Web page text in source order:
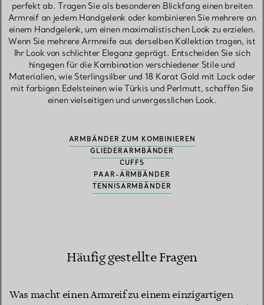
perfekt ab. Tragen Sie als besonderen Blickfang einen breiten
Armreif an jedem Handgelenk oder kombinieren Sie mehrere an
einem Handgelenk, um einen maximalistischen Look zu erzielen.
Wenn Sie mehrere Armreife aus derselben Kollektion tragen, ist
Ihr Look von schlichter Eleganz geprägt. Entscheiden Sie sich
hingegen für die Kombination verschiedener Stile und
Materialien, wie Sterlingsilber und 18 Karat Gold mit Lack oder
mit farbigen Edelsteinen wie Türkis und Perlmutt, schaffen Sie
einen vielseitigen und unvergesslichen Look.
ARMBÄNDER ZUM KOMBINIEREN
GLIEDERARMBÄNDER
CUFFS
PAAR-ARMBÄNDER
TENNISARMBÄNDER
Häufig gestellte Fragen
Was macht einen Armreif zu einem einzigartigen